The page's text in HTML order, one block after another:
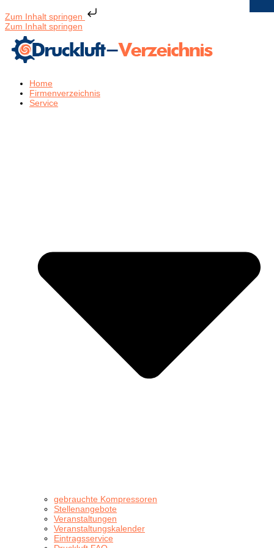
Zum Inhalt springen
Zum Inhalt springen
Home
Firmenverzeichnis
Service
gebrauchte Kompressoren
Stellenangebote
Veranstaltungen
Veranstaltungskalender
Eintragsservice